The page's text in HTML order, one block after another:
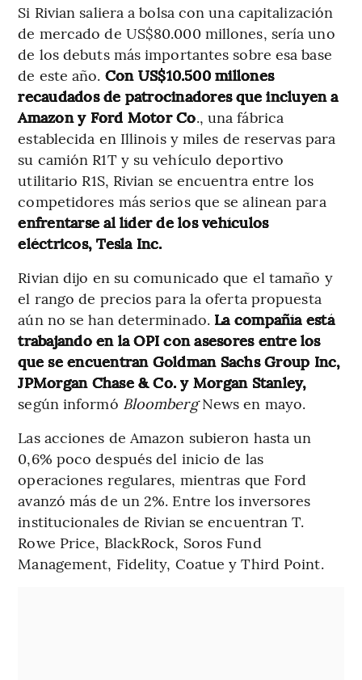
Si Rivian saliera a bolsa con una capitalización
de mercado de US$80.000 millones, sería uno
de los debuts más importantes sobre esa base
de este año. Con US$10.500 millones
recaudados de patrocinadores que incluyen a
Amazon y Ford Motor Co., una fábrica
establecida en Illinois y miles de reservas para
su camión R1T y su vehículo deportivo
utilitario R1S, Rivian se encuentra entre los
competidores más serios que se alinean para
enfrentarse al líder de los vehículos
eléctricos, Tesla Inc.
Rivian dijo en su comunicado que el tamaño y
el rango de precios para la oferta propuesta
aún no se han determinado. La compañía está
trabajando en la OPI con asesores entre los
que se encuentran Goldman Sachs Group Inc,
JPMorgan Chase & Co. y Morgan Stanley,
según informó BloombergNews en mayo.
Las acciones de Amazon subieron hasta un
0,6% poco después del inicio de las
operaciones regulares, mientras que Ford
avanzó más de un 2%. Entre los inversores
institucionales de Rivian se encuentran T.
Rowe Price, BlackRock, Soros Fund
Management, Fidelity, Coatue y Third Point.